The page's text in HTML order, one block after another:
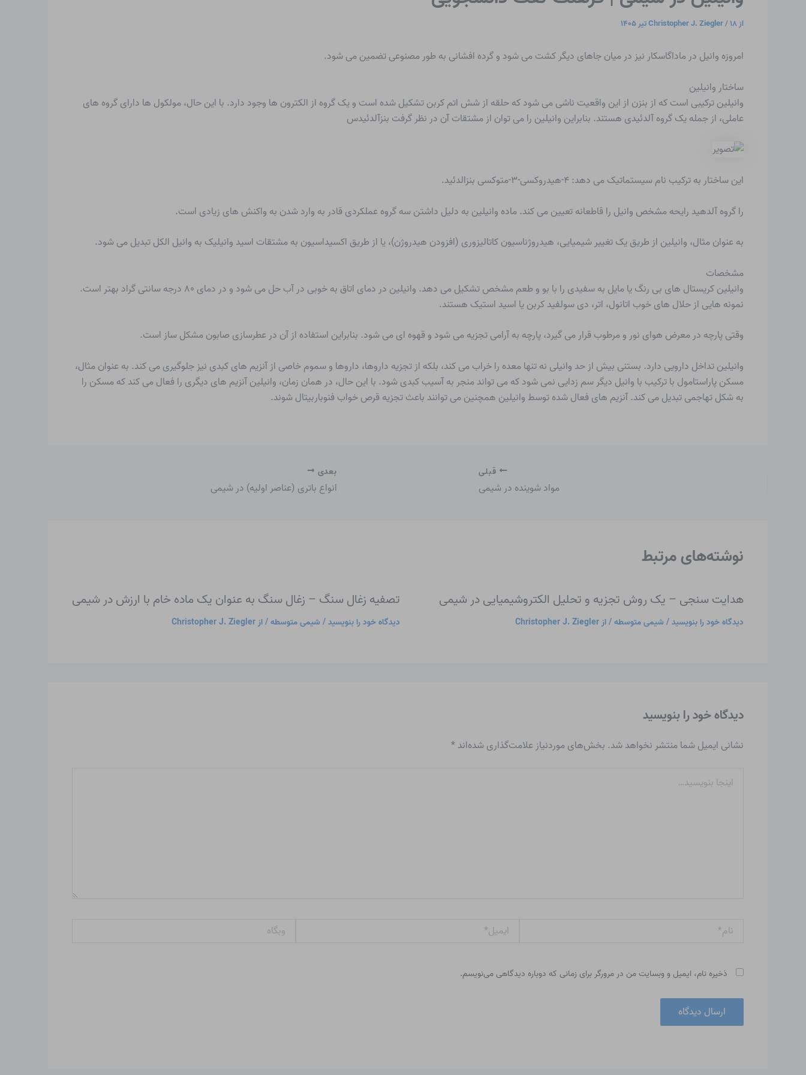
از Christopher J. Ziegler/۱۸ تیر ۱۴۰۵
امروزه وانیل در ماداگاسکار نیز در میان جاهای دیگر کشت می شود و گرده افشانی به طور مصنوعی تضمین می شود.
ساختار وانیلین
وانیلین ترکیبی است که از بنزن از این واقعیت ناشی می شود که حلقه از شش اتم کربن تشکیل شده است و یک گروه از الکترون ها وجود دارد. با این حال، مولکول ها دارای گروه های
عاملی، از جمله یک گروه آلدئیدی هستند. بنابراین وانیلین را می توان از مشتقات آن در نظر گرفت بنزآلدئیدس
این ساختار به ترکیب نام سیستماتیک می دهد: ۴-هیدروکسی-۳-متوکسی بنزالدئید.
راگروه آلدهید رایحه مشخص وانیل را قاطعانه تعیین می کند. ماده وانیلین به دلیل داشتن سه گروه عملکردی قادر به وارد شدن به واکنش های زیادی است.
به عنوان مثال، وانیلین از طریق یک تغییر شیمیایی، هیدروژناسیون کاتالیزوری (افزودن هیدروژن)، یا از طریق اکسیداسیون به مشتقات اسید وانیلیک به وانیل الکل تبدیل می شود.
مشخصات
وانیلین کریستال های بی رنگ یا مایل به سفیدی را با بو و طعم مشخص تشکیل می دهد. وانیلین در دمای اتاق به خوبی در آب حل می شود و در دمای ۸۰ درجه سانتی گراد بهتر است.
نمونه هایی از حلال های خوب اتانول، اتر، دی سولفید کربن یا اسید استیک هستند.
وقتی پارچه در معرض هوای نور و مرطوب قرار می گیرد، پارچه به آرامی تجزیه می شود و قهوه ای می شود. بنابراین استفاده از آن در عطرسازی صابون مشکل ساز است.
وانیلین تداخل دارویی دارد. بستنی بیش از حد وانیلی نه تنها معده را خراب می کند، بلکه از تجزیه داروها، داروها و سموم خاصی از آنزیم های کبدی نیز جلوگیری می کند. به عنوان مثال،
مسکن پاراستامول با ترکیب با وانیل دیگر سم زدایی نمی شود که می تواند منجر به آسیب کبدی شود. با این حال، در همان زمان، وانیلین آنزیم های دیگری را فعال می کند که مسکن را
به شکل تهاجمی تبدیل می کند. آنزیم های فعال شده توسط وانیلین همچنین می توانند باعث تجزیه قرص خواب فنوباربیتال شوند.
قبلی
مواد شوینده در شیمی
بعدی
انواع باتری (عناصر اولیه) در شیمی
نوشته‌های مرتبط
هدایت سنجی – یک روش تجزیه و تحلیل الکتروشیمیایی در شیمی
دیدگاه‌ خود را بنویسید/ شیمی متوسطه/ ازChristopher J. Ziegler
تصفیه زغال سنگ – زغال سنگ به عنوان یک ماده خام با ارزش در شیمی
دیدگاه‌ خود را بنویسید/ شیمی متوسطه/ ازChristopher J. Ziegler
دیدگاه‌ خود را بنویسید
نشانی ایمیل شما منتشر نخواهد شد. بخش‌های موردنیاز علامت‌گذاری شده‌اند*
بنویسید…
ایمیل*
ذخیره نام، ایمیل و وبسایت من در مرورگر برای زمانی که دوباره دیدگاهی می‌نویسم.